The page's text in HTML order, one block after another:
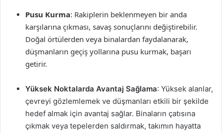
Pusu Kurma: Rakiplerin beklenmeyen bir anda
karşılarına çıkması, savaş sonuçlarını değiştirebilir.
Doğal örtülerden veya binalardan faydalanarak,
düşmanların geçiş yollarına pusu kurmak, başarı
getirir.
Yüksek Noktalarda Avantaj Sağlama: Yüksek alanlar,
çevreyi gözlemlemek ve düşmanları etkili bir şekilde
hedef almak için avantaj sağlar. Binaların çatısına
çıkmak veya tepelerden saldırmak, takımın hayatta